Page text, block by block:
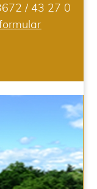
/ 43 27 0